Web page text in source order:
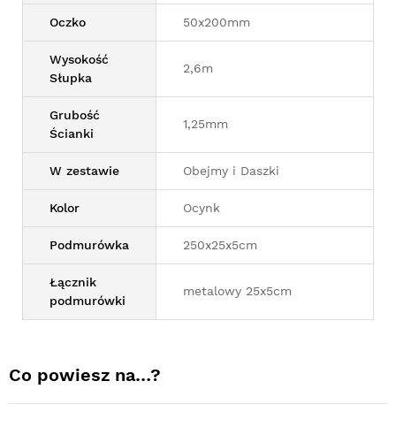
Oczko 50x200mm
Wysokość
Słupka
2,6m
Grubość
Ścianki
1,25mm
W zestawie Obejmy i Daszki
Kolor Ocynk
Podmurówka 250x25x5cm
Łącznik
podmurówki
metalowy 25x5cm
Co powiesz na…?